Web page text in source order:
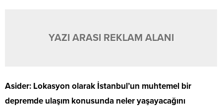
YAZI ARASI REKLAM ALANI
Asider: Lokasyon olarak İstanbul’un muhtemel bir
depremde ulaşım konusunda neler yaşayacağını